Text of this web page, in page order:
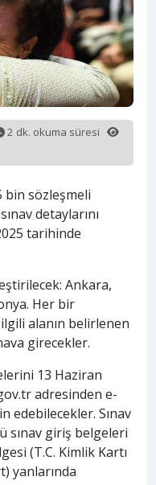
2 dk. okuma süresi
bin sözleşmeli
detaylarını
tarihinde
Ankara,
Her bir
alanın belirlenen
girecekler.
13 Haziran
adresinden e-
edebilecekler. Sınav
sınav giriş belgeleri
(T.C. Kimlik Kartı
yanlarında